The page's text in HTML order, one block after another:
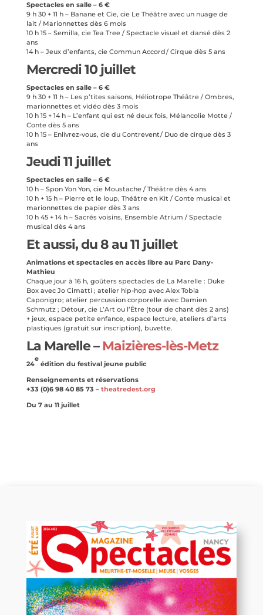
Spectacles en salle – 6 €
9 h 30 + 11 h – Banane et Cie, cie Le Théâtre avec un nuage de
lait / Marionnettes dès 6 mois
10 h 15 – Semilla, cie Tea Tree / Spectacle visuel et dansé dès 2
ans
14 h – Jeux d’enfants, cie Commun Accord / Cirque dès 5 ans
Mercredi 10 juillet
Spectacles en salle – 6 €
9 h 30 + 11 h – Les p’tites saisons, Héliotrope Théâtre / Ombres,
marionnettes et vidéo dès 3 mois
10 h 15 + 14 h – L’enfant qui est né deux fois, Mélancolie Motte /
Conte dès 5 ans
10 h 15 – Enlivrez-vous, cie du Contrevent / Duo de cirque dès 3
ans
Jeudi 11 juillet
Spectacles en salle – 6 €
10 h – Spon Yon Yon, cie Moustache / Théâtre dès 4 ans
10 h + 15 h – Pierre et le loup, Théâtre en Kit / Conte musical et
marionnettes de papier dès 3 ans
10 h 45 + 14 h – Sacrés voisins, Ensemble Atrium / Spectacle
musical dès 4 ans
Et aussi, du 8 au 11 juillet
Animations et spectacles en accès libre au Parc Dany-
Mathieu
Chaque jour à 16 h, goûters spectacles de La Marelle : Duke
Box avec Jo Cimatti ; atelier hip-hop avec Alex Tobia
Caponigro ; atelier percussion corporelle avec Damien
Schmutz ; Détour, cie L’Art ou l’Être (tour de chant dès 2 ans)
+ jeux, espace petite enfance, espace lecture, ateliers d’arts
plastiques (gratuit sur inscription), buvette.
La Marelle –Maizières-lès-Metz
24
e
édition du festival jeune public
Renseignements et réservations
+33 (0)6 98 40 85 73 – theatredest.org
Du 7 au 11 juillet